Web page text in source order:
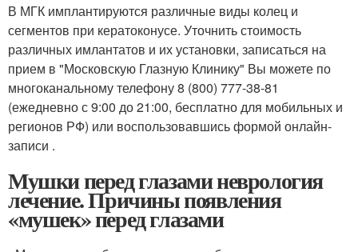
В МГК имплантируются различные виды колец и
сегментов при кератоконусе. Уточнить стоимость
различных имлантатов и их установки, записаться на
прием в "Московскую Глазную Клинику" Вы можете по
многоканальному телефону 8 (800) 777-38-81
(ежедневно с 9:00 до 21:00, бесплатно для мобильных и
регионов РФ) или воспользовавшись формой онлайн-
записи .
Мушки перед глазами неврология
лечение. Причины появления
«мушек» перед глазами